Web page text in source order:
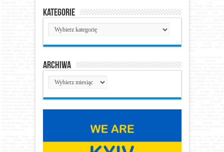
Kategorie
Kategorie
Archiwa
Archiwa